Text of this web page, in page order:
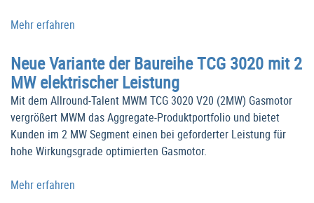
Mehr erfahren
Neue Variante der Baureihe TCG 3020 mit 2
MW elektrischer Leistung
Mit dem Allround-Talent MWM TCG 3020 V20 (2MW) Gasmotor
vergrößert MWM das Aggregate-Produktportfolio und bietet
Kunden im 2 MW Segment einen bei geforderter Leistung für
hohe Wirkungsgrade optimierten Gasmotor.
Mehr erfahren